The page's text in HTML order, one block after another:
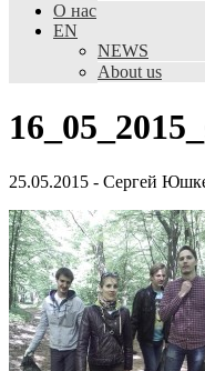
О нас
EN
NEWS
About us
25.05.2015 - Сергей